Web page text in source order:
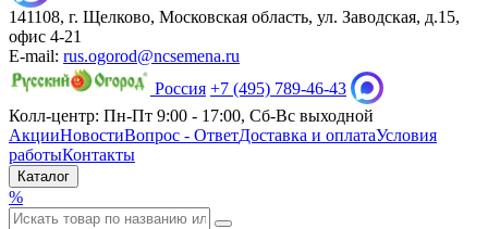
141108, г. Щелково, Московская область, ул. Заводская, д.15,
офис 4-21
E-mail: rus.ogorod@ncsemena.ru
Россия +7 (495) 789-46-43
Колл-центр: Пн-Пт 9:00 - 17:00, Сб-Вс выходной
АкцииНовостиВопрос - ОтветДоставка и оплатаУсловия
работыКонтакты
Каталог
%